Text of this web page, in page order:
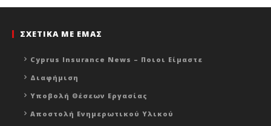
ΣΧΕΤΙΚΑ ΜΕ ΕΜΑΣ
Cyprus Insurance News – Ποιοι Είμαστε
Διαφήμιση
Υποβολή Θέσεων Εργασίας
Αποστολή Ενημερωτικού Υλικού